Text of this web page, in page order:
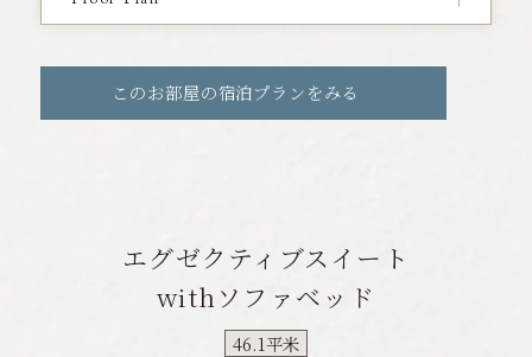
このお部屋の宿泊プランをみる
エグゼクティブスイート
withソファベッド
46.1平米